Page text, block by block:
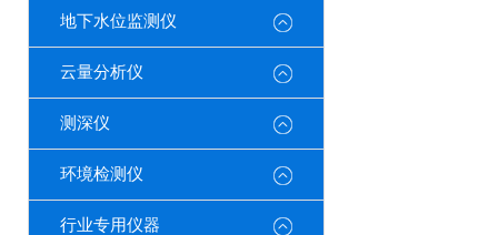
地下水位监测仪
云量分析仪
测深仪
环境检测仪
行业专用仪器